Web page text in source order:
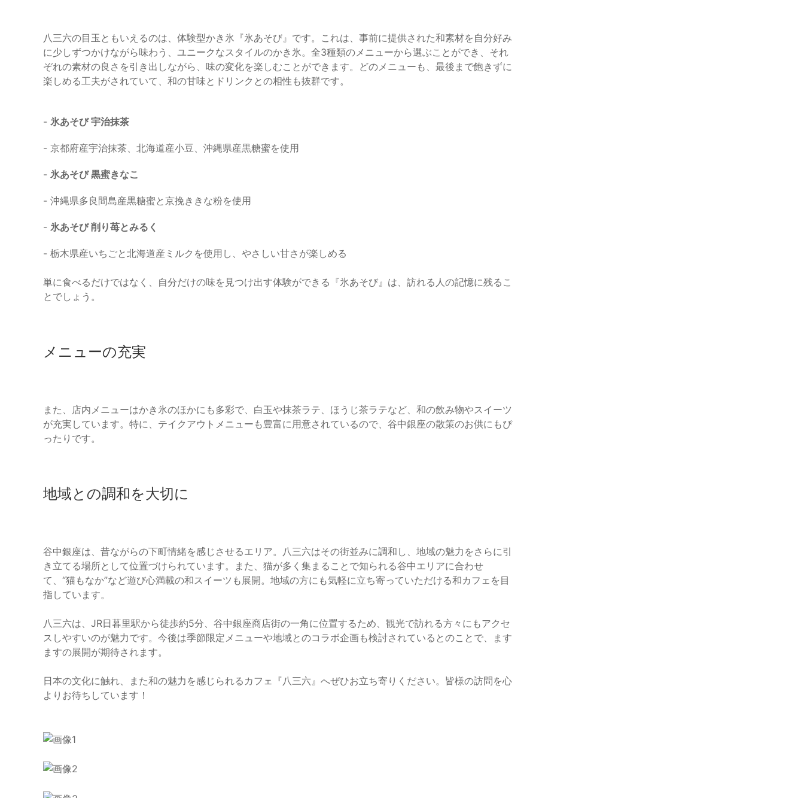
八三六の目玉ともいえるのは、体験型かき氷『氷あそび』です。これは、事前に提供された和素材を自分好み
に少しずつかけながら味わう、ユニークなスタイルのかき氷。全3種類のメニューから選ぶことができ、それ
ぞれの素材の良さを引き出しながら、味の変化を楽しむことができます。どのメニューも、最後まで飽きずに
楽しめる工夫がされていて、和の甘味とドリンクとの相性も抜群です。
- 氷あそび 宇治抹茶
- 京都府産宇治抹茶、北海道産小豆、沖縄県産黒糖蜜を使用
- 氷あそび 黒蜜きなこ
- 沖縄県多良間島産黒糖蜜と京挽ききな粉を使用
- 氷あそび 削り苺とみるく
- 栃木県産いちごと北海道産ミルクを使用し、やさしい甘さが楽しめる
単に食べるだけではなく、自分だけの味を見つけ出す体験ができる『氷あそび』は、訪れる人の記憶に残るこ
とでしょう。
メニューの充実
また、店内メニューはかき氷のほかにも多彩で、白玉や抹茶ラテ、ほうじ茶ラテなど、和の飲み物やスイーツ
が充実しています。特に、テイクアウトメニューも豊富に用意されているので、谷中銀座の散策のお供にもぴ
ったりです。
地域との調和を大切に
谷中銀座は、昔ながらの下町情緒を感じさせるエリア。八三六はその街並みに調和し、地域の魅力をさらに引
き立てる場所として位置づけられています。また、猫が多く集まることで知られる谷中エリアに合わせ
て、“猫もなか”など遊び心満載の和スイーツも展開。地域の方にも気軽に立ち寄っていただける和カフェを目
指しています。
八三六は、JR日暮里駅から徒歩約5分、谷中銀座商店街の一角に位置するため、観光で訪れる方々にもアクセ
スしやすいのが魅力です。今後は季節限定メニューや地域とのコラボ企画も検討されているとのことで、ます
ますの展開が期待されます。
日本の文化に触れ、また和の魅力を感じられるカフェ『八三六』へぜひお立ち寄りください。皆様の訪問を心
よりお待ちしています！